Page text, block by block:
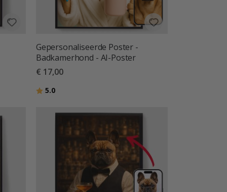
Gepersonaliseerde Poster -
Badkamerhond - AI-Poster
€ 17,00
Beoordeling:
5.0uit 5 sterren